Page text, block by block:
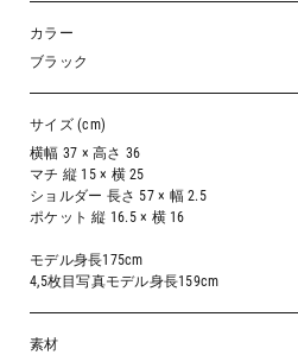
カラー
ブラック
サイズ (cm)
横幅 37 × 高さ 36
マチ 縦 15 × 横 25
ショルダー 長さ 57 × 幅 2.5
ポケット 縦 16.5 × 横 16
モデル身長175cm
4,5枚目写真モデル身長159cm
素材